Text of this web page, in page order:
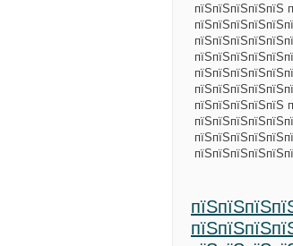
пїЅпїЅпїЅпїЅпїЅ
пїЅпїЅпїЅпїЅпїЅ